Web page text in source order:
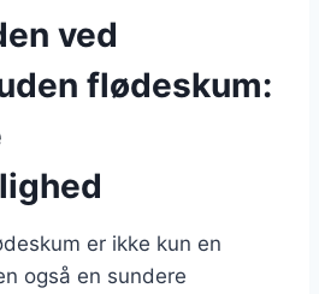
ved
flødeskum:
er ikke kun en
også en sundere